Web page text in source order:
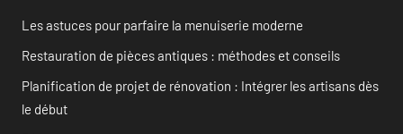
Les astuces pour parfaire la menuiserie moderne
Restauration de pièces antiques : méthodes et conseils
Planification de projet de rénovation : Intégrer les artisans dès
le début